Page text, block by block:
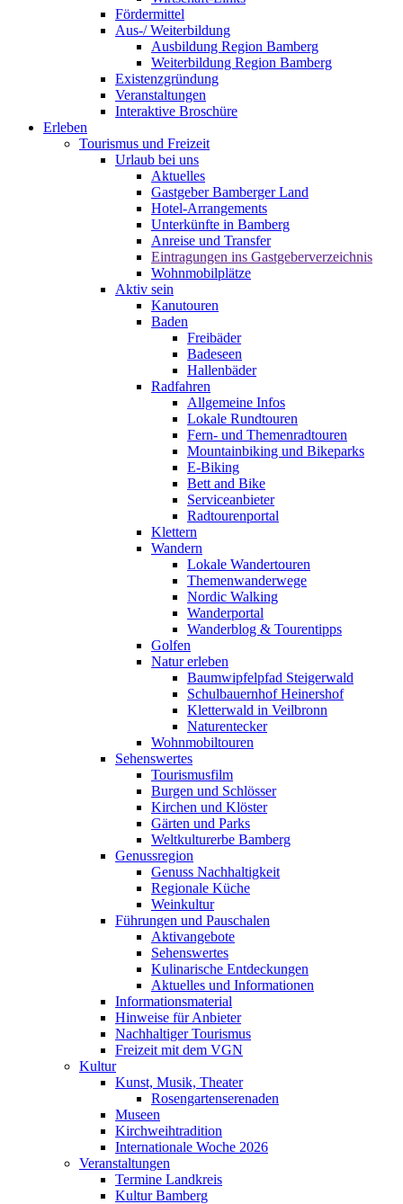
Fördermittel
Aus-/ Weiterbildung
Ausbildung Region Bamberg
Weiterbildung Region Bamberg
Existenzgründung
Veranstaltungen
Interaktive Broschüre
Erleben
Tourismus und Freizeit
Urlaub bei uns
Aktuelles
Gastgeber Bamberger Land
Hotel-Arrangements
Unterkünfte in Bamberg
Anreise und Transfer
Eintragungen ins Gastgeberverzeichnis
Wohnmobilplätze
Aktiv sein
Kanutouren
Baden
Freibäder
Badeseen
Hallenbäder
Radfahren
Allgemeine Infos
Lokale Rundtouren
Fern- und Themenradtouren
Mountainbiking und Bikeparks
E-Biking
Bett and Bike
Serviceanbieter
Radtourenportal
Klettern
Wandern
Lokale Wandertouren
Themenwanderwege
Nordic Walking
Wanderportal
Wanderblog & Tourentipps
Golfen
Natur erleben
Baumwipfelpfad Steigerwald
Schulbauernhof Heinershof
Kletterwald in Veilbronn
Naturentecker
Wohnmobiltouren
Sehenswertes
Tourismusfilm
Burgen und Schlösser
Kirchen und Klöster
Gärten und Parks
Weltkulturerbe Bamberg
Genussregion
Genuss Nachhaltigkeit
Regionale Küche
Weinkultur
Führungen und Pauschalen
Aktivangebote
Sehenswertes
Kulinarische Entdeckungen
Aktuelles und Informationen
Informationsmaterial
Hinweise für Anbieter
Nachhaltiger Tourismus
Freizeit mit dem VGN
Kultur
Kunst, Musik, Theater
Rosengartenserenaden
Museen
Kirchweihtradition
Internationale Woche 2026
Veranstaltungen
Termine Landkreis
Kultur Bamberg